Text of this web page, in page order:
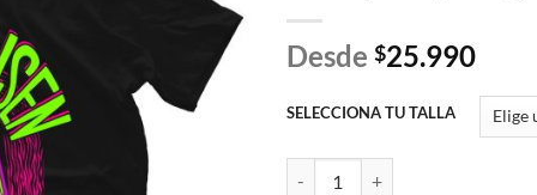
Desde $25.990
SELECCIONA TU TALLA